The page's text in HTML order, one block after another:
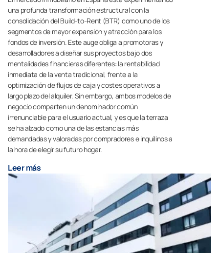
una profunda transformación estructural con la
consolidación del Build-to-Rent (BTR) como uno de los
segmentos de mayor expansión y atracción para los
fondos de inversión. Este auge obliga a promotoras y
desarrolladores a diseñar sus proyectos bajo dos
mentalidades financieras diferentes: la rentabilidad
inmediata de la venta tradicional, frente a la
optimización de flujos de caja y costes operativos a
largo plazo del alquiler. Sin embargo, ambos modelos de
negocio comparten un denominador común
irrenunciable para el usuario actual, y es que la terraza
se ha alzado como una de las estancias más
demandadas y valoradas por compradores e inquilinos a
la hora de elegir su futuro hogar.
Leer más